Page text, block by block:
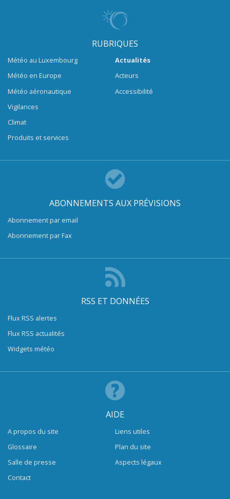
RUBRIQUES
Météo au Luxembourg
Météo en Europe
Météo aéronautique
Vigilances
Climat
Produits et services
Actualités
Acteurs
Accessibilité
ABONNEMENTS AUX PRÉVISIONS
Abonnement par email
Abonnement par Fax
RSS ET DONNÉES
Flux RSS alertes
Flux RSS actualités
Widgets météo
AIDE
A propos du site
Glossaire
Salle de presse
Contact
Liens utiles
Plan du site
Aspects légaux